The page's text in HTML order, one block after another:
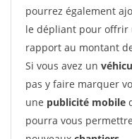
pourrez également
le dépliant pour offrir
rapport au montant
Si vous avez un
pas y faire marquer
une publicité mobile
pourra vous